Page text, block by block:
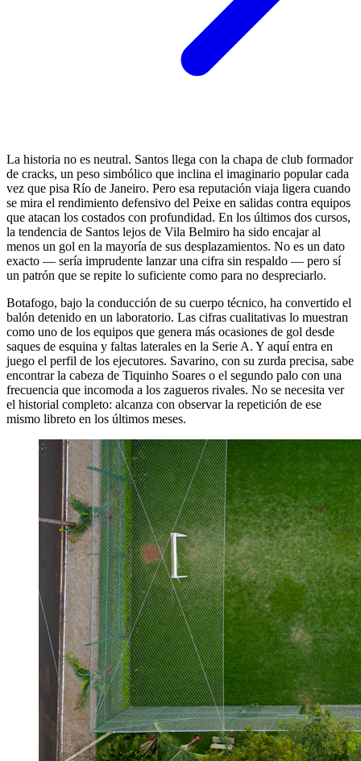
La historia no es neutral. Santos llega con la chapa de club formador
de cracks, un peso simbólico que inclina el imaginario popular cada
vez que pisa Río de Janeiro. Pero esa reputación viaja ligera cuando
se mira el rendimiento defensivo del Peixe en salidas contra equipos
que atacan los costados con profundidad. En los últimos dos cursos,
la tendencia de Santos lejos de Vila Belmiro ha sido encajar al
menos un gol en la mayoría de sus desplazamientos. No es un dato
exacto — sería imprudente lanzar una cifra sin respaldo — pero sí
un patrón que se repite lo suficiente como para no despreciarlo.
Botafogo, bajo la conducción de su cuerpo técnico, ha convertido el
balón detenido en un laboratorio. Las cifras cualitativas lo muestran
como uno de los equipos que genera más ocasiones de gol desde
saques de esquina y faltas laterales en la Serie A. Y aquí entra en
juego el perfil de los ejecutores. Savarino, con su zurda precisa, sabe
encontrar la cabeza de Tiquinho Soares o el segundo palo con una
frecuencia que incomoda a los zagueros rivales. No se necesita ver
el historial completo: alcanza con observar la repetición de ese
mismo libreto en los últimos meses.